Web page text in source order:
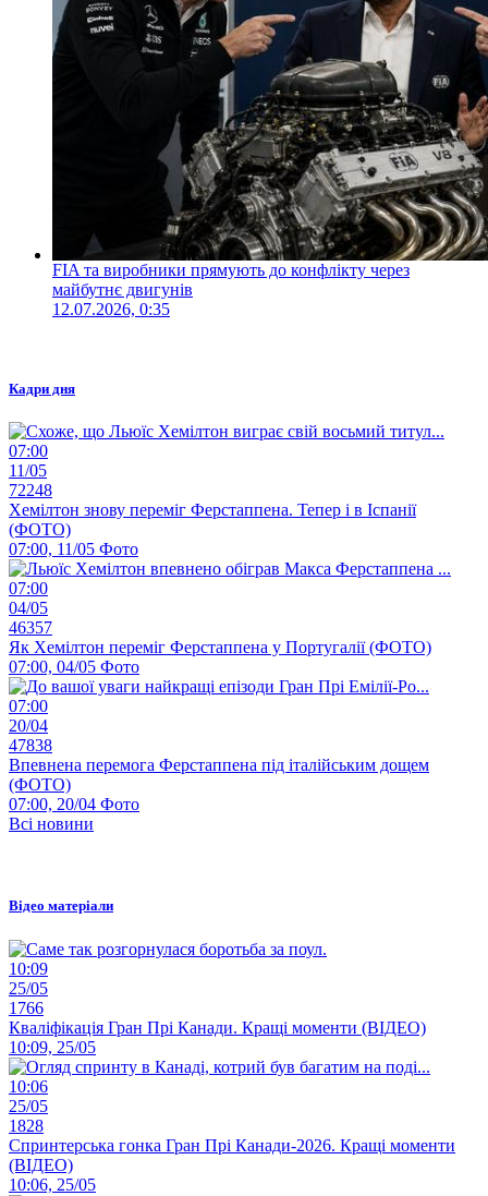
FIA та виробники прямують до конфлікту через
майбутнє двигунів
12.07.2026, 0:35
Кадри дня
07:00
11/05
72248
Хемілтон знову переміг Ферстаппена. Тепер і в Іспанії
(ФОТО)
07:00, 11/05 Фото
07:00
04/05
46357
Як Хемілтон переміг Ферстаппена у Португалії (ФОТО)
07:00, 04/05 Фото
07:00
20/04
47838
Впевнена перемога Ферстаппена під італійським дощем
(ФОТО)
07:00, 20/04 Фото
Всі новини
Відео матеріали
10:09
25/05
1766
Кваліфікація Гран Прі Канади. Кращі моменти (ВІДЕО)
10:09, 25/05
10:06
25/05
1828
Спринтерська гонка Гран Прі Канади-2026. Кращі моменти
(ВІДЕО)
10:06, 25/05